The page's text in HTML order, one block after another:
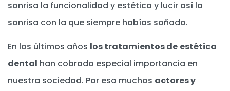
sonrisa la funcionalidad y estética y lucir así la
sonrisa con la que siempre habías soñado.
En los últimos años los tratamientos de estética
dental han cobrado especial importancia en
nuestra sociedad. Por eso muchos actores y